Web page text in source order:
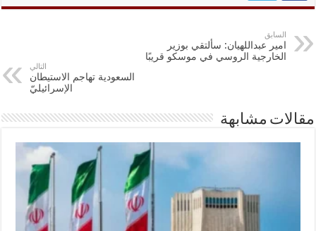
السابق
امیر عبداللهیان: سألتقي بوزير
الخارجية الروسي في موسكو قريبًا
التالي
السعودية تهاجم الاستيطان
الإسرائيليّ
مقالات مشابهة